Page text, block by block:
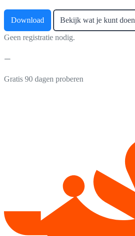
Download Bekijk wat je kunt doen
Geen registratie nodig.
Gratis 90 dagen proberen